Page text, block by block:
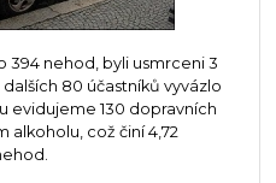
394 nehod, byli usmrceni 3
80 účastníků vyvázlo
evidujeme 130 dopravních
alkoholu, což činí 4,72